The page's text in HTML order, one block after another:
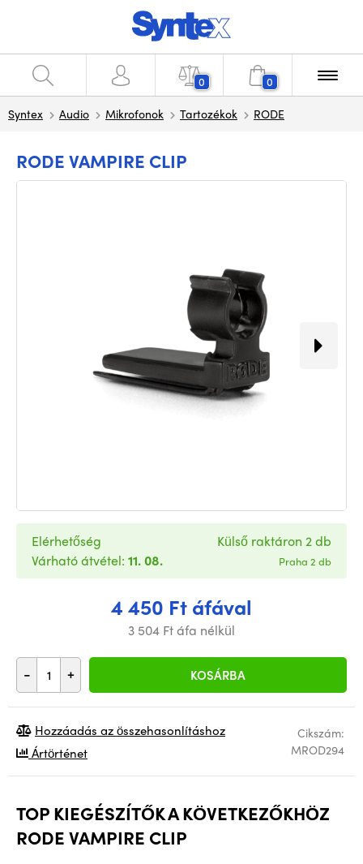
0 0
Syntex Audio Mikrofonok Tartozékok RODE
RODE VAMPIRE CLIP
4 450 Ft áfával
3 504 Ft áfa nélkül
- + KOSÁRBA
Elérhetőség
Várható átvétel: 11. 08.
Külső raktáron 2 db
Praha 2 db
Cikszám:
MROD294
Hozzáadás az összehasonlításhoz
Ártörténet
TOP KIEGÉSZÍTŐK A KÖVETKEZŐKHÖZ
RODE VAMPIRE CLIP